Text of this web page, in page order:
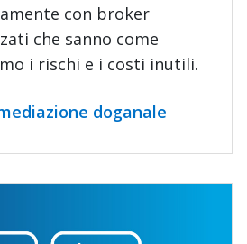
con broker
che sanno come
i rischi e i costi inutili.
doganale